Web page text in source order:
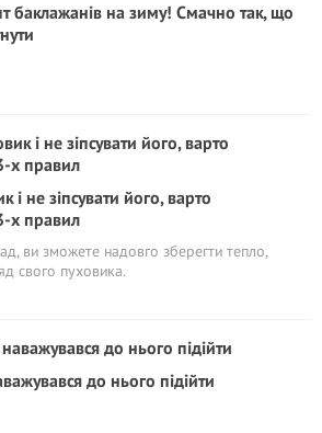
баклажанів на зиму! Смачно так, що
не зіпсувати його, варто
х правил
ви зможете надовго зберегти тепло,
свого пуховика.
до нього підійти